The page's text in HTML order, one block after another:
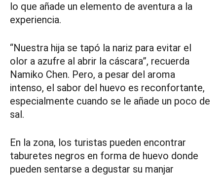
lo que añade un elemento de aventura a la
experiencia.
“Nuestra hija se tapó la nariz para evitar el
olor a azufre al abrir la cáscara”, recuerda
Namiko Chen. Pero, a pesar del aroma
intenso, el sabor del huevo es reconfortante,
especialmente cuando se le añade un poco de
sal.
En la zona, los turistas pueden encontrar
taburetes negros en forma de huevo donde
pueden sentarse a degustar su manjar